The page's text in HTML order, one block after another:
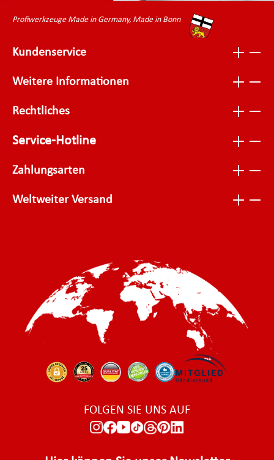
Profiwerkzeuge Made in Germany, Made in Bonn
Kundenservice
Weitere Informationen
Rechtliches
Service-Hotline
Zahlungsarten
Weltweiter Versand
FOLGEN SIE UNS AUF